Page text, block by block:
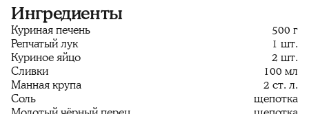
Ингредиенты
Куриная печень
500 г
Репчатый лук
1 шт.
Куриное яйцо
2 шт.
Сливки
100 мл
Манная крупа
2 ст. л.
Соль
щепотка